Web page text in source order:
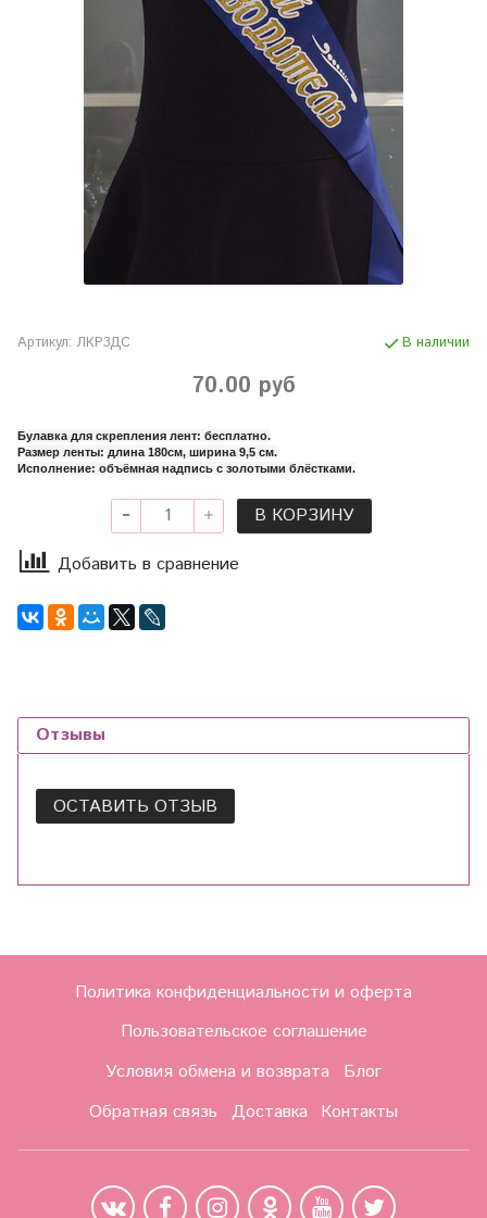
Артикул: ЛКР3ДС В наличии
70.00 руб
Булавка для скрепления лент: бесплатно.
Размер ленты: длина 180см, ширина 9,5 см.
Исполнение: объёмная надпись с золотыми блёстками.
В КОРЗИНУ
Добавить в сравнение
Отзывы
ОСТАВИТЬ ОТЗЫВ
Политика конфиденциальности и оферта
Пользовательское соглашение
Условия обмена и возврата
Блог
Обратная связь
Доставка Контакты